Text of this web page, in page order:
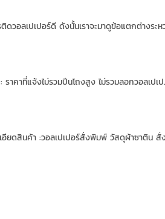
อลเปเปอร์ดี ดังนั้นเราจะมาดูข้อแตกต่างระห
าที่แจ้งไม่รวมปีนโถงสูง ไม่รวมลอกวอลเปเป
ดสินค้า :วอลเปเปอร์สั่งพิมพ์ วัสดุผ้าซาติน